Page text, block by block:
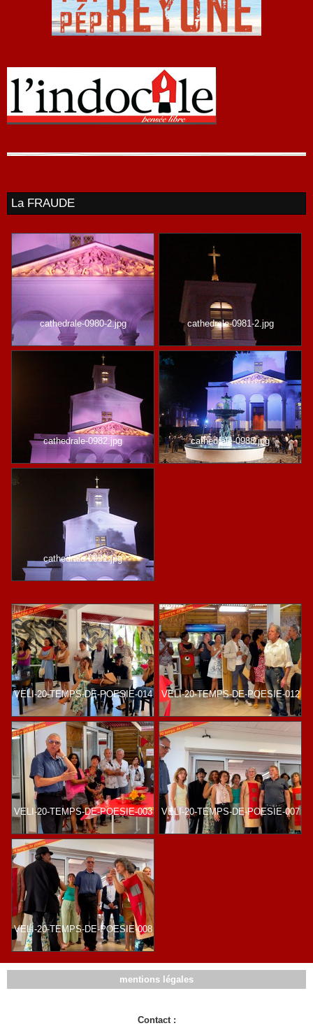
La FRAUDE
cathedrale-0980-2.jpg cathedrale-0981-2.jpg
cathedrale-0982.jpg cathedrale-0988.jpg
cathedrale-0991.jpg
VELI-20-TEMPS-DE-POESIE-014 VELI-20-TEMPS-DE-POESIE-012
VELI-20-TEMPS-DE-POESIE-003 VELI-20-TEMPS-DE-POESIE-007
VELI-20-TEMPS-DE-POESIE-008
mentions légales
Contact :